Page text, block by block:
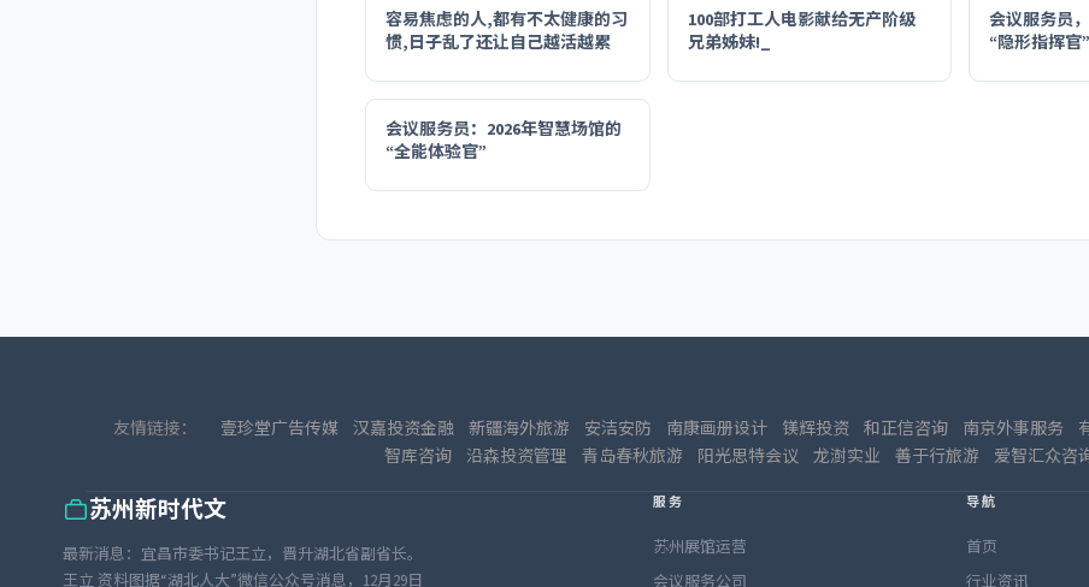
容易焦虑的人,都有不太健康的习
惯,日子乱了还让自己越活越累
100部打工人电影献给无产阶级
兄弟姊妹!_
会议服务员
“隐形指挥官”
会议服务员：2026年智慧场馆的
“全能体验官”
友情链接： 壹珍堂广告传媒 汉嘉投资金融 新疆海外旅游 安洁安防 南康画册设计 镁辉投资 和正信咨询 南京外事服务
智库咨询
沿森投资管理 青岛春秋旅游 阳光思特会议 龙澍实业 善于行旅游 爱智汇众咨
苏州新时代文
最新消息：宜昌市委书记王立，晋升湖北省副省长。
王立 资料图据“湖北人大”微信公众号消息，12月29日
服务
苏州展馆运营
会议服务公司
导航
首页
行业资讯